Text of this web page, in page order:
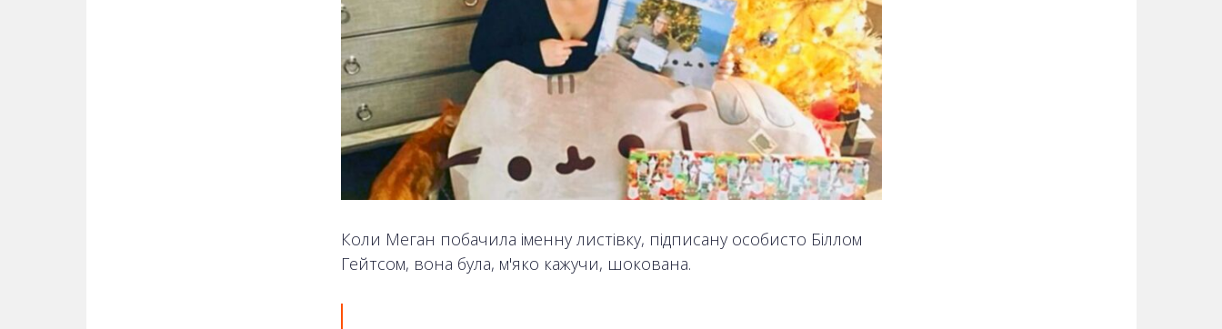
Коли Меган побачила іменну листівку, підписану особисто Біллом
Гейтсом, вона була, м'яко кажучи, шокована.